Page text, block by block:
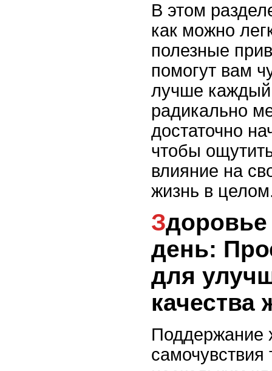
В этом
как можно
полезные
помогут вам
лучше
радикально
достаточно
чтобы
влияние на
жизнь в
Здоровье в каждый
день:
для
качества
Поддержание
самочувствия